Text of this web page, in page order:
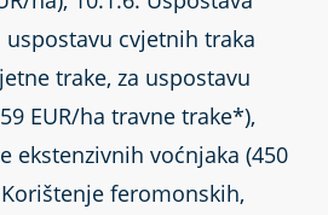
cvjetnih traka
trake, za uspostavu
EUR/ha travne trake*),
ekstenzivnih voćnjaka (450
Korištenje feromonskih,